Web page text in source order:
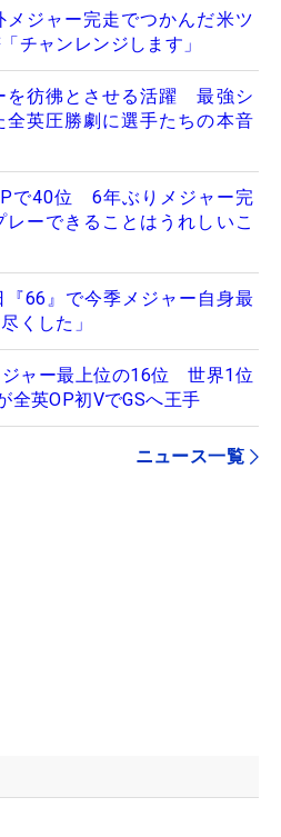
ジャー完走でつかんだ米ツ
チャンレンジします」
を彷彿とさせる活躍 最強シ
全英圧勝劇に選手たちの本音
で40位 6年ぶりメジャー完
ーできることはうれしいこ
66』で今季メジャー自身最
くした」
ジャー最上位の16位 世界1位
全英OP初VでGSへ王手
ニュース一覧